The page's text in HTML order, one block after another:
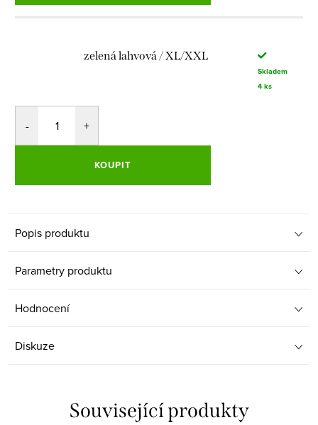
zelená lahvová / XL/XXL
Skladem
4 ks
KOUPIT
Popis produktu
Parametry produktu
Hodnocení
Diskuze
Související produkty